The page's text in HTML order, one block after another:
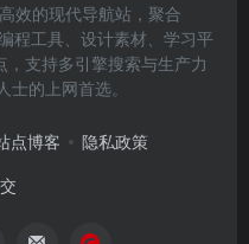
效的现代导航站，聚合
程工具、设计素材、学习平
支持多引擎搜索与生产力
的上网首选。
点博客 隐私政策